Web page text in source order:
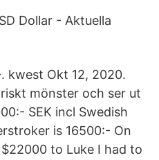
Dollar - Aktuella
kwest Okt 12, 2020.
mönster och ser ut
SEK incl Swedish
is 16500:- On
to Luke I had to